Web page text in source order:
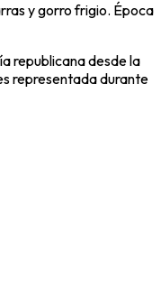
y gorro frigio. Época
republicana desde la
representada durante